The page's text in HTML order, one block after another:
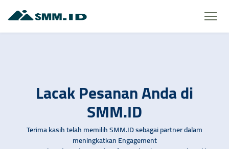
Lacak Pesanan Anda di
SMM.ID
Terima kasih telah memilih SMM.ID sebagai partner dalam
meningkatkan Engagement